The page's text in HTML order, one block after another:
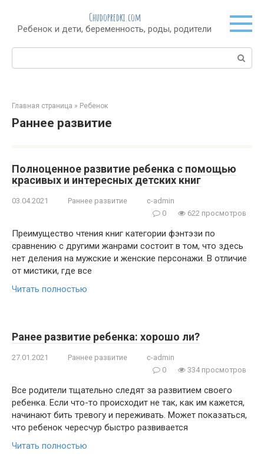
контенту
Chudopredki.com
Ребенок и дети, беременность, роды, родители
Поиск:
Главная страница » Ребенок
Раннее развитие
Полноценное развитие ребенка с помощью
красивых и интересных детских книг
03.04.2021 Раннее развитие
c-admin
0
622 просмотров
Преимущество чтения книг категории фэнтэзи по
сравнению с другими жанрами состоит в том, что здесь
нет деления на мужские и женские персонажи. В отличие
от мистики, где все
Читать полностью
Ранее развитие ребенка: хорошо ли?
27.01.2021 Раннее развитие
c-admin
0
334 просмотров
Все родители тщательно следят за развитием своего
ребенка. Если что-то происходит не так, как им кажется,
начинают бить тревогу и переживать. Может показаться,
что ребенок чересчур быстро развивается
Читать полностью